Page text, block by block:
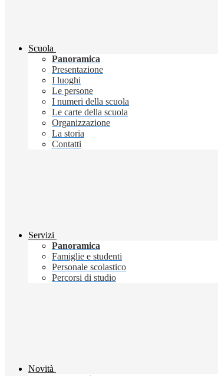
Scuola
Panoramica
Presentazione
I luoghi
Le persone
I numeri della scuola
Le carte della scuola
Organizzazione
La storia
Contatti
Servizi
Panoramica
Famiglie e studenti
Personale scolastico
Percorsi di studio
Novità